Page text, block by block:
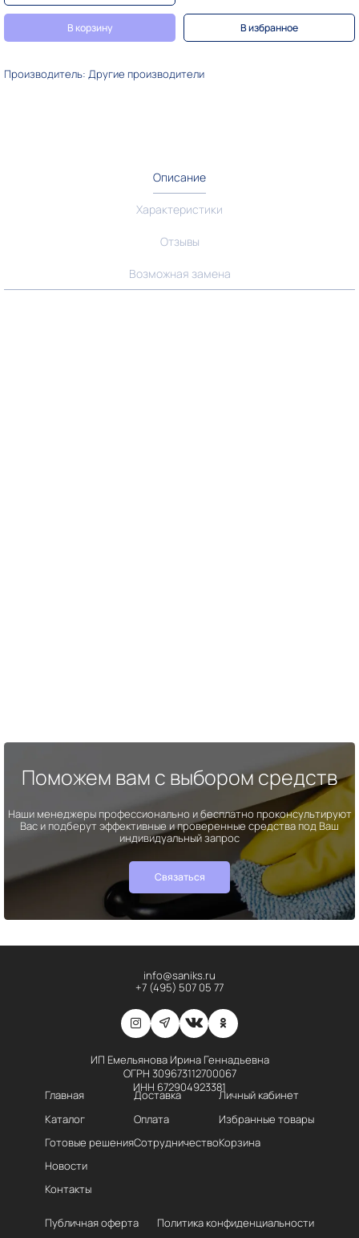
В корзину В избранное
Производитель: Другие производители
Описание
Характеристики
Отзывы
Возможная замена
Поможем вам с выбором средств
Наши менеджеры профессионально и бесплатно проконсультируют
Вас и подберут эффективные и проверенные средства под Ваш
индивидуальный запрос
Связаться
info@saniks.ru
+7 (495) 507 05 77
ИП Емельянова Ирина Геннадьевна
ОГРН 309673112700067
ИНН 672904923381
Главная
Каталог
Готовые решения
Новости
Контакты
Доставка
Оплата
Сотрудничество
Личный кабинет
Избранные товары
Корзина
Публичная оферта Политика конфиденциальности